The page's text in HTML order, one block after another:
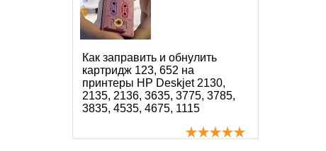
Как заправить и обнулить
картридж 123, 652 на
принтеры HP Deskjet 2130,
2135, 2136, 3635, 3775, 3785,
3835, 4535, 4675, 1115